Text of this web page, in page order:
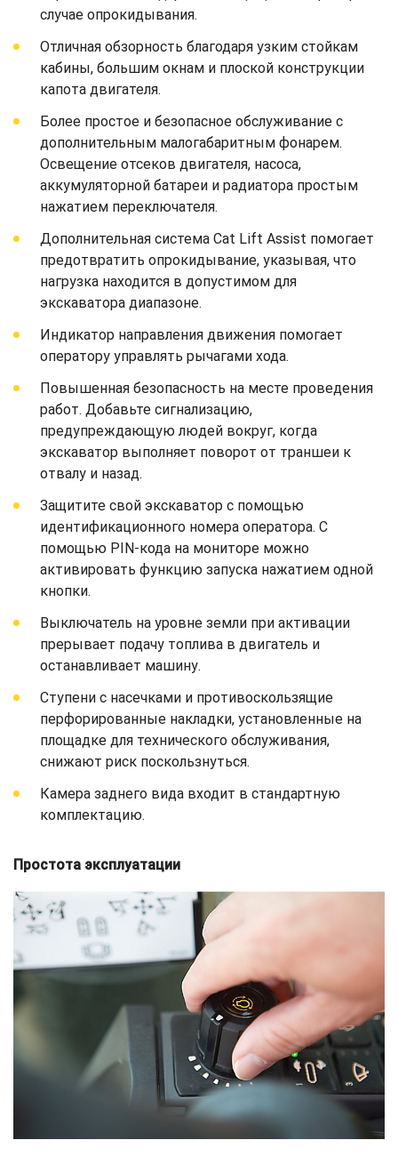
случае опрокидывания.
Отличная обзорность благодаря узким стойкам
кабины, большим окнам и плоской конструкции
капота двигателя.
Более простое и безопасное обслуживание с
дополнительным малогабаритным фонарем.
Освещение отсеков двигателя, насоса,
аккумуляторной батареи и радиатора простым
нажатием переключателя.
Дополнительная система Cat Lift Assist помогает
предотвратить опрокидывание, указывая, что
нагрузка находится в допустимом для
экскаватора диапазоне.
Индикатор направления движения помогает
оператору управлять рычагами хода.
Повышенная безопасность на месте проведения
работ. Добавьте сигнализацию,
предупреждающую людей вокруг, когда
экскаватор выполняет поворот от траншеи к
отвалу и назад.
Защитите свой экскаватор с помощью
идентификационного номера оператора. С
помощью PIN-кода на мониторе можно
активировать функцию запуска нажатием одной
кнопки.
Выключатель на уровне земли при активации
прерывает подачу топлива в двигатель и
останавливает машину.
Ступени с насечками и противоскользящие
перфорированные накладки, установленные на
площадке для технического обслуживания,
снижают риск поскользнуться.
Камера заднего вида входит в стандартную
комплектацию.
Простота эксплуатации